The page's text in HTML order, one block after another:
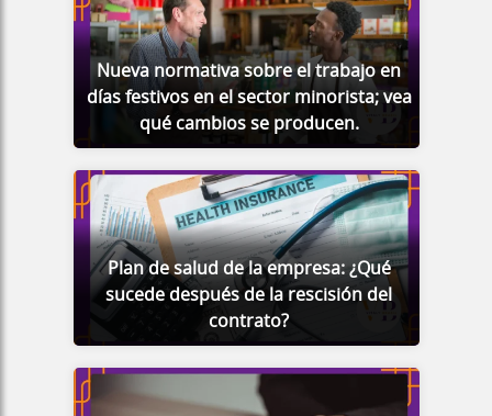
Nueva normativa sobre el trabajo en
días festivos en el sector minorista; vea
qué cambios se producen.
Plan de salud de la empresa: ¿Qué
sucede después de la rescisión del
contrato?